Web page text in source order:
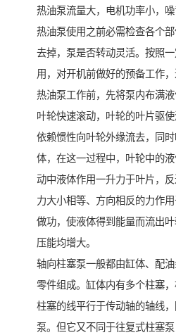
热油泵流量大，电机功率小，噪
热油泵使用之前必需检查各个
去掉，泵是否转动灵活。按照
用，对开机前做好的预备工作，
热油泵工作前，先将泵内布满液
叶轮快速滚动，叶轮的叶片驱
依赖惯性向叶轮外缘流去，同
体，在这一过程中，叶轮中的
动中液体作用一升力于叶片，
力大小相等、方向相反的力作
做功，使液体得到能量而流出
压能均增大。
轴向柱塞泵一般都由缸体、配
零件组成。缸体内有多个柱塞
柱塞的线平行于传动轴的轴线
泵。但它又不同于往复式柱塞